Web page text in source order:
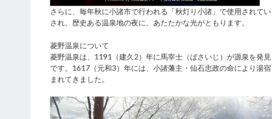
さらに、毎年秋に小諸市で行われる「秋灯り小諸」で使用されて
され、歴史ある温泉地の夜に、あたたかな光がともります。
菱野温泉について
菱野温泉は、1191（建久2）年に馬宰士（ばさいじ）が源泉を発
です。1617（元和3）年には、小諸藩主・仙石忠政の命により湯
まれてきました。